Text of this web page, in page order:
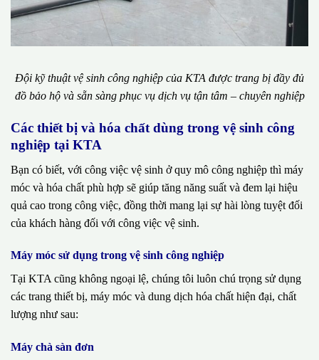
Đội kỹ thuật vệ sinh công nghiệp của KTA được trang bị đầy đủ
đồ bảo hộ và sẵn sàng phục vụ dịch vụ tận tâm – chuyên nghiệp
Các thiết bị và hóa chất dùng trong vệ sinh công
nghiệp tại KTA
Bạn có biết, với công việc vệ sinh ở quy mô công nghiệp thì máy
móc và hóa chất phù hợp sẽ giúp tăng năng suất và đem lại hiệu
quả cao trong công việc, đồng thời mang lại sự hài lòng tuyệt đối
của khách hàng đối với công việc vệ sinh.
Máy móc sử dụng trong vệ sinh công nghiệp
Tại KTA cũng không ngoại lệ, chúng tôi luôn chú trọng sử dụng
các trang thiết bị, máy móc và dung dịch hóa chất hiện đại, chất
lượng như sau:
Máy chà sàn đơn